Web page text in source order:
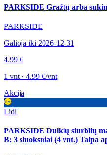
PARKSIDE Gražtų arba
PARKSIDE
Galioja iki 2026-12-31
4.99 €
1 vnt · 4.99 €/vnt
Akcija
Lidl
PARKSIDE Dulkių siurblių
B: 3 sluoksniai (4 vnt.) Talpa